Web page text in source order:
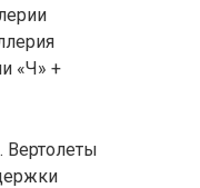
«Ч» +
Вертолеты